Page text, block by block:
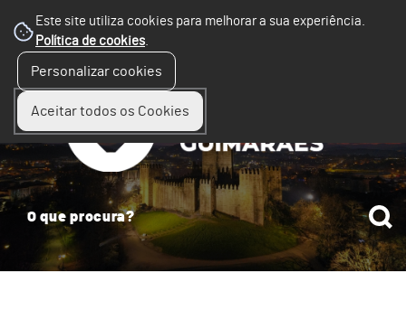
Este site utiliza cookies para melhorar a sua experiência.
Política de cookies.
Personalizar cookies
Aceitar todos os Cookies